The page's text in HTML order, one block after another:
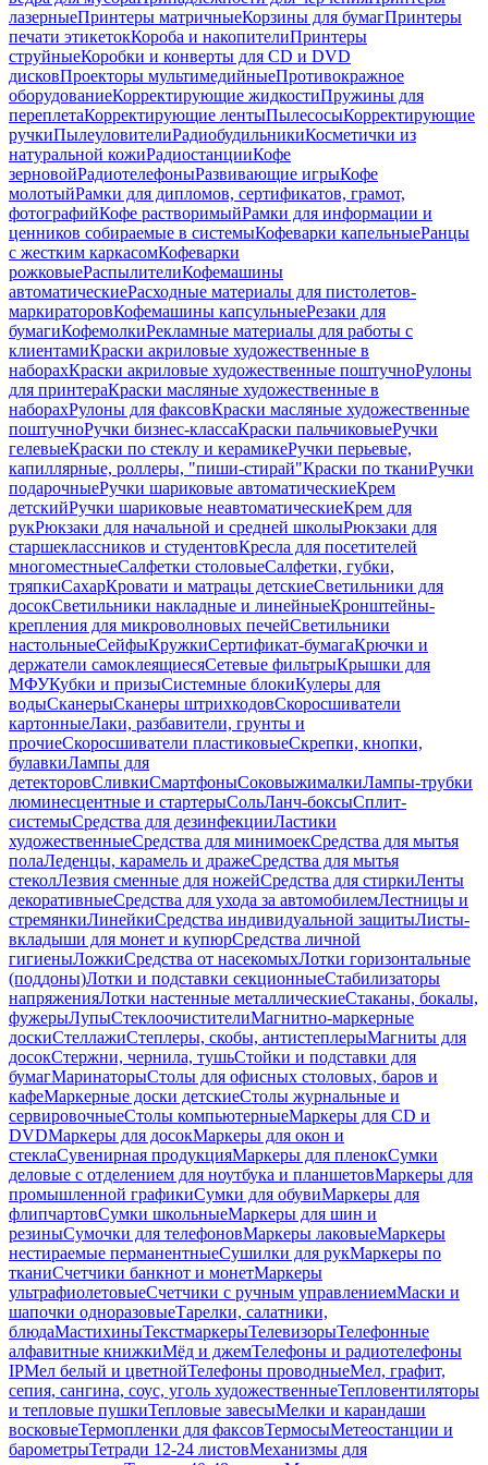
лазерныеПринтеры матричныеКорзины для бумагПринтеры
печати этикетокКороба и накопителиПринтеры
струйныеКоробки и конверты для CD и DVD
дисковПроекторы мультимедийныеПротивокражное
оборудованиеКорректирующие жидкостиПружины для
переплетаКорректирующие лентыПылесосыКорректирующие
ручкиПылеуловителиРадиобудильникиКосметички из
натуральной кожиРадиостанцииКофе
зерновойРадиотелефоныРазвивающие игрыКофе
молотыйРамки для дипломов, сертификатов, грамот,
фотографийКофе растворимыйРамки для информации и
ценников собираемые в системыКофеварки капельныеРанцы
с жестким каркасомКофеварки
рожковыеРаспылителиКофемашины
автоматическиеРасходные материалы для пистолетов-
маркираторовКофемашины капсульныеРезаки для
бумагиКофемолкиРекламные материалы для работы с
клиентамиКраски акриловые художественные в
наборахКраски акриловые художественные поштучноРулоны
для принтераКраски масляные художественные в
наборахРулоны для факсовКраски масляные художественные
поштучноРучки бизнес-классаКраски пальчиковыеРучки
гелевыеКраски по стеклу и керамикеРучки перьевые,
капиллярные, роллеры, "пиши-стирай"Краски по тканиРучки
подарочныеРучки шариковые автоматическиеКрем
детскийРучки шариковые неавтоматическиеКрем для
рукРюкзаки для начальной и средней школыРюкзаки для
старшеклассников и студентовКресла для посетителей
многоместныеСалфетки столовыеСалфетки, губки,
тряпкиСахарКровати и матрацы детскиеСветильники для
досокСветильники накладные и линейныеКронштейны-
крепления для микроволновых печейСветильники
настольныеСейфыКружкиСертификат-бумагаКрючки и
держатели самоклеящиесяСетевые фильтрыКрышки для
МФУКубки и призыСистемные блокиКулеры для
водыСканерыСканеры штрихкодовСкоросшиватели
картонныеЛаки, разбавители, грунты и
прочиеСкоросшиватели пластиковыеСкрепки, кнопки,
булавкиЛампы для
детекторовСливкиСмартфоныСоковыжималкиЛампы-трубки
люминесцентные и стартерыСольЛанч-боксыСплит-
системыСредства для дезинфекцииЛастики
художественныеСредства для минимоекСредства для мытья
полаЛеденцы, карамель и дражеСредства для мытья
стеколЛезвия сменные для ножейСредства для стиркиЛенты
декоративныеСредства для ухода за автомобилемЛестницы и
стремянкиЛинейкиСредства индивидуальной защитыЛисты-
вкладыши для монет и купюрСредства личной
гигиеныЛожкиСредства от насекомыхЛотки горизонтальные
(поддоны)Лотки и подставки секционныеСтабилизаторы
напряженияЛотки настенные металлическиеСтаканы, бокалы,
фужерыЛупыСтеклоочистителиМагнитно-маркерные
доскиСтеллажиСтеплеры, скобы, антистеплерыМагниты для
досокСтержни, чернила, тушьСтойки и подставки для
бумагМаринаторыСтолы для офисных столовых, баров и
кафеМаркерные доски детскиеСтолы журнальные и
сервировочныеСтолы компьютерныеМаркеры для CD и
DVDМаркеры для досокМаркеры для окон и
стеклаСувенирная продукцияМаркеры для пленокСумки
деловые с отделением для ноутбука и планшетовМаркеры для
промышленной графикиСумки для обувиМаркеры для
флипчартовСумки школьныеМаркеры для шин и
резиныСумочки для телефоновМаркеры лаковыеМаркеры
нестираемые перманентныеСушилки для рукМаркеры по
тканиСчетчики банкнот и монетМаркеры
ультрафиолетовыеСчетчики с ручным управлениемМаски и
шапочки одноразовыеТарелки, салатники,
блюдаМастихиныТекстмаркерыТелевизорыТелефонные
алфавитные книжкиМёд и джемТелефоны и радиотелефоны
IPМел белый и цветнойТелефоны проводныеМел, графит,
сепия, сангина, соус, уголь художественныеТепловентиляторы
и тепловые пушкиТепловые завесыМелки и карандаши
восковыеТермопленки для факсовТермосыМетеостанции и
барометрыТетради 12-24 листовМеханизмы для